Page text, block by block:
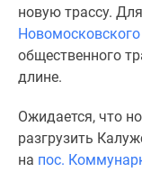
новостроек
Видеообзор
новостроек
Экспертиза
новостроек
Экология
Москвы
новую трассу.
общественного
длине.
Ожидается, что
разгрузить
на пос.